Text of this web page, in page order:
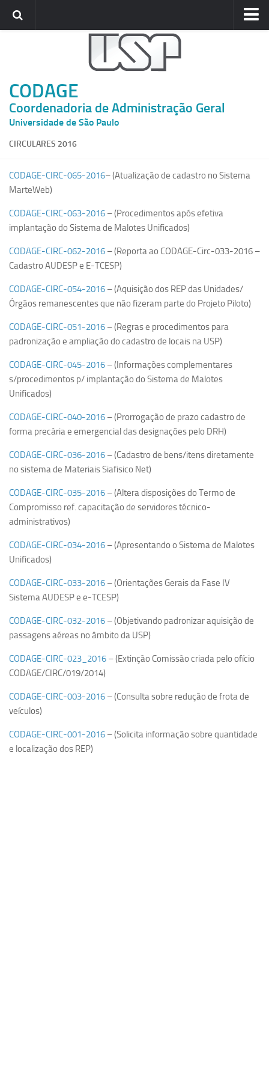
Gabinete
Departamentos
COMUNICADOS
Circulares
PRESTANDO CONTAS
Balanço
Demonstrativos de Receitas e Despesas
Despesa Média por Aluno
Informativo CODAGE
Orçamento USP
Planilha CRUESP
Revisão Orçamentária
PORTAL DA TRANSPARÊNCIA
LINKS
CODAGE
Coordenadoria de Administração Geral
Universidade de São Paulo
CIRCULARES 2016
CODAGE-CIRC-065-2016– (Atualização de cadastro no Sistema
MarteWeb)
CODAGE-CIRC-063-2016 – (Procedimentos após efetiva
implantação do Sistema de Malotes Unificados)
CODAGE-CIRC-062-2016 – (Reporta ao CODAGE-Circ-033-2016 –
Cadastro AUDESP e E-TCESP)
CODAGE-CIRC-054-2016 – (Aquisição dos REP das Unidades/
Órgãos remanescentes que não fizeram parte do Projeto Piloto)
CODAGE-CIRC-051-2016 – (Regras e procedimentos para
padronização e ampliação do cadastro de locais na USP)
CODAGE-CIRC-045-2016 – (Informações complementares
s/procedimentos p/ implantação do Sistema de Malotes
Unificados)
CODAGE-CIRC-040-2016 – (Prorrogação de prazo cadastro de
forma precária e emergencial das designações pelo DRH)
CODAGE-CIRC-036-2016 – (Cadastro de bens/itens diretamente
no sistema de Materiais Siafisico Net)
CODAGE-CIRC-035-2016 – (Altera disposições do Termo de
Compromisso ref. capacitação de servidores técnico-
administrativos)
CODAGE-CIRC-034-2016 – (Apresentando o Sistema de Malotes
Unificados)
CODAGE-CIRC-033-2016 – (Orientações Gerais da Fase IV
Sistema AUDESP e e-TCESP)
CODAGE-CIRC-032-2016 – (Objetivando padronizar aquisição de
passagens aéreas no âmbito da USP)
CODAGE-CIRC-023_2016 – (Extinção Comissão criada pelo ofício
CODAGE/CIRC/019/2014)
CODAGE-CIRC-003-2016 – (Consulta sobre redução de frota de
veículos)
CODAGE-CIRC-001-2016 – (Solicita informação sobre quantidade
e localização dos REP)